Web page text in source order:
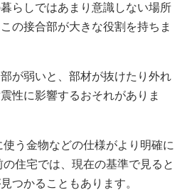
らしではあまり意識しない場所
の接合部が大きな役割を持ちま
が弱いと、部材が抜けたり外れ
性に影響するおそれがありま
う金物などの仕様がより明確に
住宅では、現在の基準で見ると
つかることもあります。